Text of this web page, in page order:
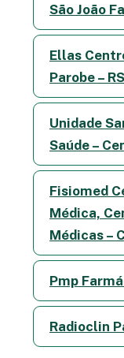
São João
Ellas
Parobe – RS
Unidade
Saúde –
Fisiomed
Médica,
Médicas –
Pmp
Radioclin